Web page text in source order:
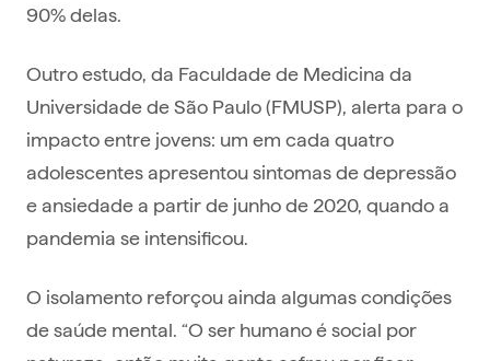
90% delas.
Outro estudo, da Faculdade de Medicina da
Universidade de São Paulo (FMUSP), alerta para o
impacto entre jovens: um em cada quatro
adolescentes apresentou sintomas de depressão
e ansiedade a partir de junho de 2020, quando a
pandemia se intensificou.
O isolamento reforçou ainda algumas condições
de saúde mental. “O ser humano é social por